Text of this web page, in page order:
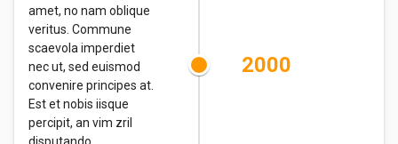
amet, no nam oblique
veritus. Commune
scaevola imperdiet
nec ut, sed euismod
convenire principes at.
Est et nobis iisque
percipit, an vim zril
2000